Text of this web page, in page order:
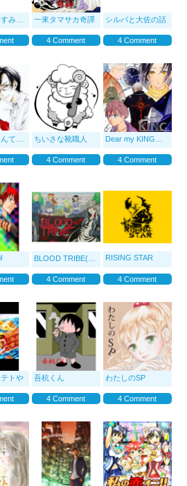
みれちゃん一來タマサカ奇譚
4 Comment
シルバと大佐の話
4 Comment
ていらないちいさな靴職人
4 Comment
Dear my KING（DMK）
4 Comment
BLOOD TRIBE(ブラッドトライブ)
4 Comment
RISING STAR
4 Comment
トや 吾杭くん
4 Comment
わたしのSP
4 Comment